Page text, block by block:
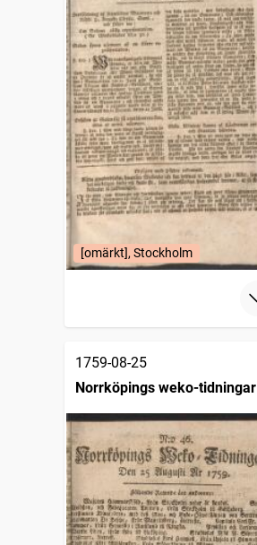
[omärkt], Stockholm
1759-08-25
Norrköpings weko-tidningar